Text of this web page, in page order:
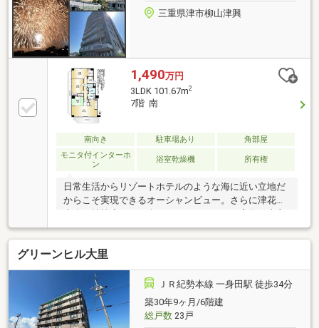
三重県津市柳山津興
1,490万円
3LDK 101.67m2
7階 南
南向き 駐車場あり
角部屋
モニタ付インターホ
ン
浴室乾燥機 所有権
日常生活からリゾートホテルのような海に近い立地だ
からこそ実現できるオーシャンビュー。さらに津花火
大会も特等席からお楽しみいただけます。実際に売主
様のお声では、窓を開放すると気持ちのいい風が抜
け、暑い季節もエアコンを利用せず涼しく過ごせるこ
とも。マンションから海までは徒歩2分以内で行け、
また周辺にはコンビニやスーパーが徒歩圏内にあり利
便性がいいこと。それ以外にも日当たりが良く風向き
よっては心地のいいの波の音を感じることができると
のご情報もいただきました。是非一度、物件のご内見
にお越し下さい。
グリーンヒル大里
ＪＲ紀勢本線 一身田駅 徒歩34分
築30年9ヶ月/6階建
総戸数23戸